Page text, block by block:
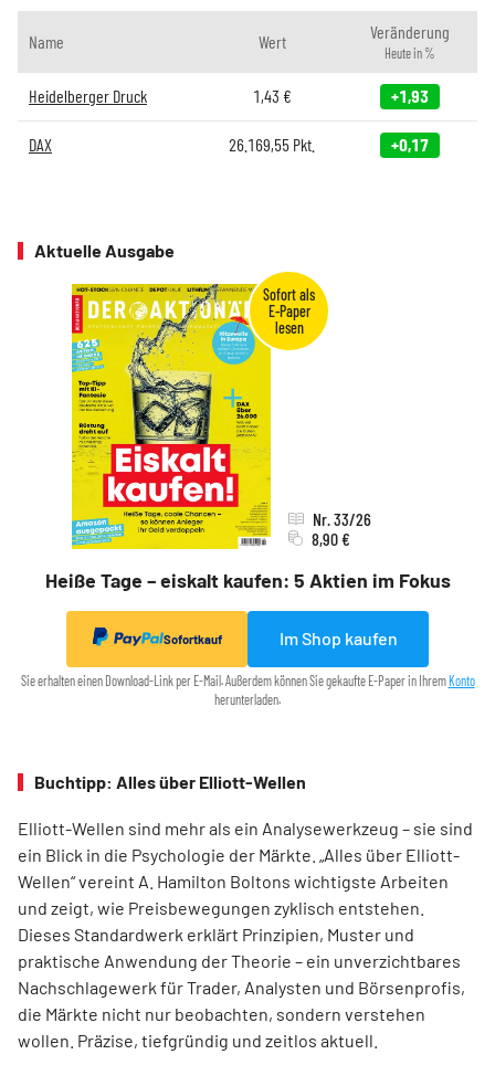
Name Wert Veränderung
Heute in %
Heidelberger Druck 1,43 € +1,93
DAX 26.169,55 Pkt. +0,17
Aktuelle Ausgabe
Heiße Tage – eiskalt kaufen: 5 Aktien im Fokus
Nr. 33/26
8,90 €
Sofortkauf Im Shop kaufen
Sie erhalten einen Download-Link per E-Mail. Außerdem können Sie gekaufte E-Paper in IhremKonto
herunterladen.
Buchtipp: Alles über Elliott-Wellen
Elliott-Wellen sind mehr als ein Analysewerkzeug – sie sind
ein Blick in die Psychologie der Märkte. „Alles über Elliott-
Wellen“ vereint A. Hamilton Boltons wichtigste Arbeiten
und zeigt, wie Preisbewegungen zyklisch entstehen.
Dieses Standardwerk erklärt Prinzipien, Muster und
praktische Anwendung der Theorie – ein unverzichtbares
Nachschlagewerk für Trader, Analysten und Börsenprofis,
die Märkte nicht nur beobachten, sondern verstehen
wollen. Präzise, tiefgründig und zeitlos aktuell.